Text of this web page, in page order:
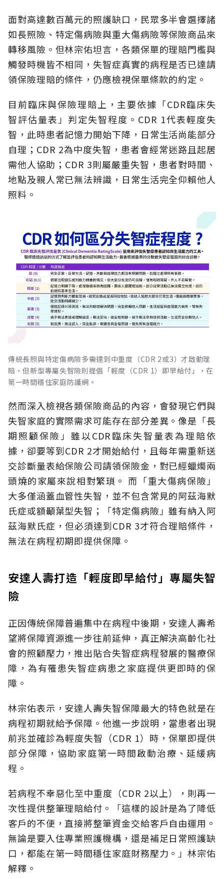
面對高達數百萬元的照護缺口，民眾多半會選擇諸
如長照險、特定傷病險與重大傷病險等保險商品來
轉移風險。但林宗佑坦言，各類保單的理賠門檻與
觸發時機皆不相同，失智症真實的病程是否已達請
領保險理賠的條件，仍應檢視保單條款的約定。
目前臨床與保險理賠上，主要依據「CDR臨床失
智評估量表」判定失智程度。CDR 1代表輕度失
智，此時患者記憶力開始下降，日常生活尚能部分
自理；CDR 2為中度失智，患者會經常迷路且起居
需他人協助；CDR 3則屬嚴重失智，患者對時間、
地點及親人常已無法辨識，日常生活完全仰賴他人
照料。
傳統長照與特定傷病險多需達到中重度（CDR 2或3）才啟動理
賠，但新型專屬失智險則提倡「輕度（CDR 1）即早給付」，在
第一時間穩住家庭防護網。
然而深入檢視各類保險商品的內容，會發現它們與
失智家庭的實際需求可能存在部分差異。像是「長
期照顧保險」雖以CDR臨床失智量表為理賠依
據，卻要等到CDR 2才開始給付，且每年需重新送
交診斷量表給保險公司請領保險金，對已經蠟燭兩
頭燒的家屬來說相對繁瑣。 而「重大傷病保險」
大多僅涵蓋血管性失智，並不包含常見的阿茲海默
氏症或額顳葉型失智；「特定傷病險」雖有納入阿
茲海默氏症，但必須達到CDR 3才符合理賠條件，
無法在病程初期即提供保障。
安達人壽打造「輕度即早給付」專屬失智
險
正因傳統保障普遍集中在病程中後期，安達人壽希
望將保障資源進一步往前延伸，真正解決高齡化社
會的照顧壓力，推出貼合失智症病程發展的醫療保
障，為有罹患失智症病患之家庭提供更即時的保
障。
林宗佑表示，安達人壽失智保障最大的特色就是在
病程初期就給予保障。他進一步說明，當患者出現
前兆並確診為輕度失智（CDR 1）時，保單即提供
部分保障，協助家庭第一時間啟動治療、延緩病
程。
若病程不幸惡化至中重度（CDR 2以上），則再一
次性提供整筆理賠給付。「這樣的設計是為了降低
客戶的不便，直接將整筆資金交給客戶自由運用。
無論是要入住專業照護機構，還是補足日常照護缺
口，都能在第一時間穩住家庭財務壓力。」林宗佑
解釋。